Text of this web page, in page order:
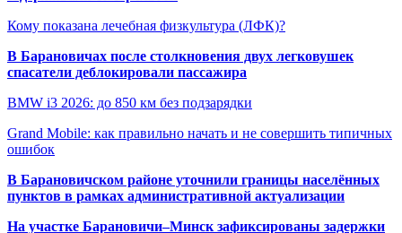
Кому показана лечебная физкультура (ЛФК)?
В Барановичах после столкновения двух легковушек
спасатели деблокировали пассажира
BMW i3 2026: до 850 км без подзарядки
Grand Mobile: как правильно начать и не совершить типичных
ошибок
В Барановичском районе уточнили границы населённых
пунктов в рамках административной актуализации
На участке Барановичи–Минск зафиксированы задержки